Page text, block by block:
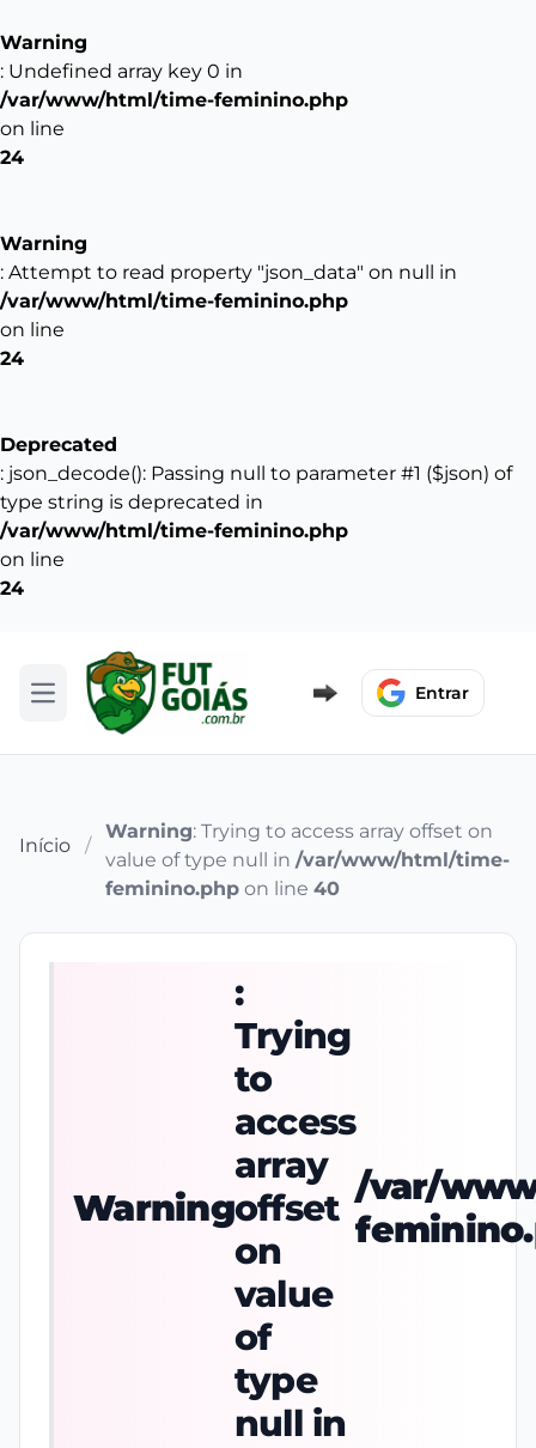
Warning
: Undefined array key 0 in
/var/www/html/time-feminino.php
on line
24
Warning
: Attempt to read property "json_data" on null in
/var/www/html/time-feminino.php
on line
24
Deprecated
: json_decode(): Passing null to parameter #1 ($json) of
type string is deprecated in
/var/www/html/time-feminino.php
on line
24
Abrir menu Entrar
Início /
Warning: Trying to access array offset on
value of type null in /var/www/html/time-
feminino.php on line 40
Warning
:
Trying
to
access
array
offset
on
value
of
type
null in
/var/